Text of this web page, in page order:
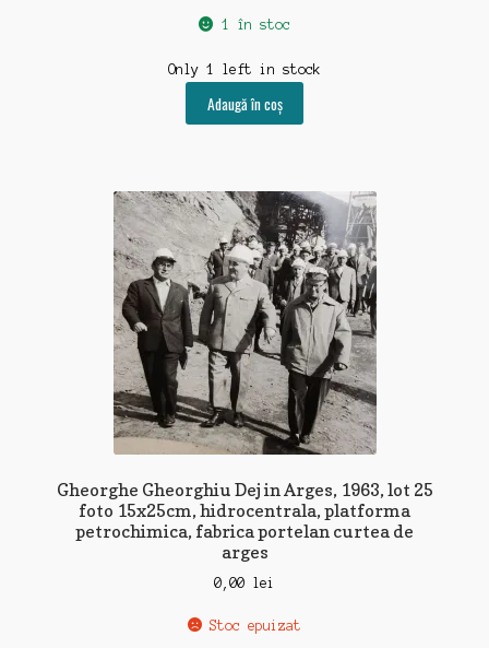
1 în stoc
Only 1 left in stock
Adaugă în coș
Gheorghe Gheorghiu Dej in Arges, 1963, lot 25
foto 15x25cm, hidrocentrala, platforma
petrochimica, fabrica portelan curtea de
arges
0,00 lei
Stoc epuizat